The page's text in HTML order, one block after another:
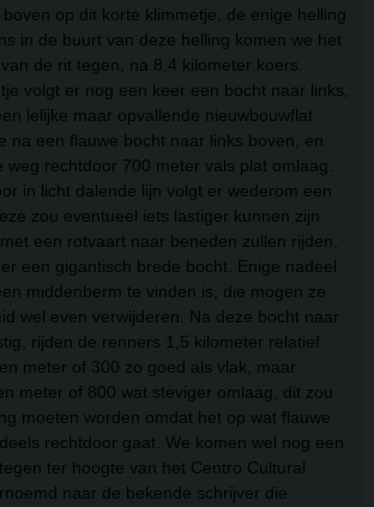
op dit korte klimmetje, de enige helling
in de buurt van deze helling komen we het
de rit tegen, na 8,4 kilometer koers.
volgt er nog een keer een bocht naar links,
lelijke maar opvallende nieuwbouwflat
na een flauwe bocht naar links boven, en
weg rechtdoor 700 meter vals plat omlaag.
in licht dalende lijn volgt er wederom een
zou eventueel iets lastiger kunnen zijn
een rotvaart naar beneden zullen rijden,
een gigantisch brede bocht. Enige nadeel
middenberm te vinden is, die mogen ze
wel even verwijderen. Na deze bocht naar
rijden de renners 1,5 kilometer relatief
meter of 300 zo goed als vlak, maar
meter of 800 wat steviger omlaag, dit zou
moeten worden omdat het op wat flauwe
rechtdoor gaat. We komen wel nog een
ter hoogte van het Centro Cultural
naar de bekende schrijver die